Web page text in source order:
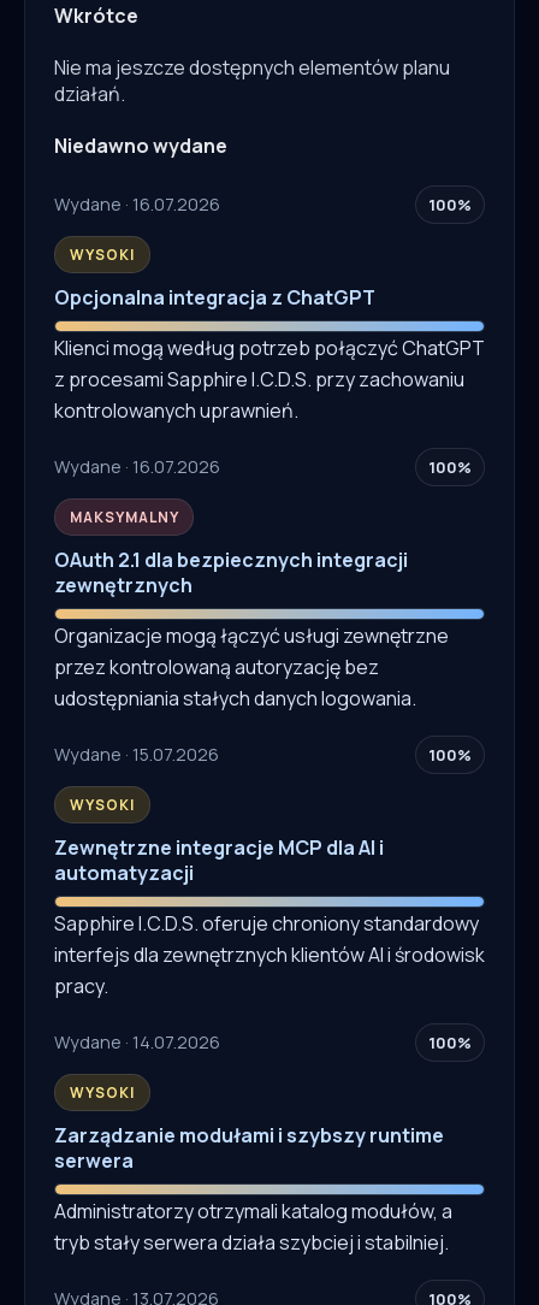
Wkrótce
Nie ma jeszcze dostępnych elementów planu
działań.
Niedawno wydane
Wydane · 16.07.2026 100%
WYSOKI
Opcjonalna integracja z ChatGPT
Klienci mogą według potrzeb połączyć ChatGPT
z procesami Sapphire I.C.D.S. przy zachowaniu
kontrolowanych uprawnień.
Wydane · 16.07.2026 100%
MAKSYMALNY
OAuth 2.1 dla bezpiecznych integracji
zewnętrznych
Organizacje mogą łączyć usługi zewnętrzne
przez kontrolowaną autoryzację bez
udostępniania stałych danych logowania.
Wydane · 15.07.2026 100%
WYSOKI
Zewnętrzne integracje MCP dla AI i
automatyzacji
Sapphire I.C.D.S. oferuje chroniony standardowy
interfejs dla zewnętrznych klientów AI i środowisk
pracy.
Wydane · 14.07.2026 100%
WYSOKI
Zarządzanie modułami i szybszy runtime
serwera
Administratorzy otrzymali katalog modułów, a
tryb stały serwera działa szybciej i stabilniej.
Wydane · 13.07.2026 100%